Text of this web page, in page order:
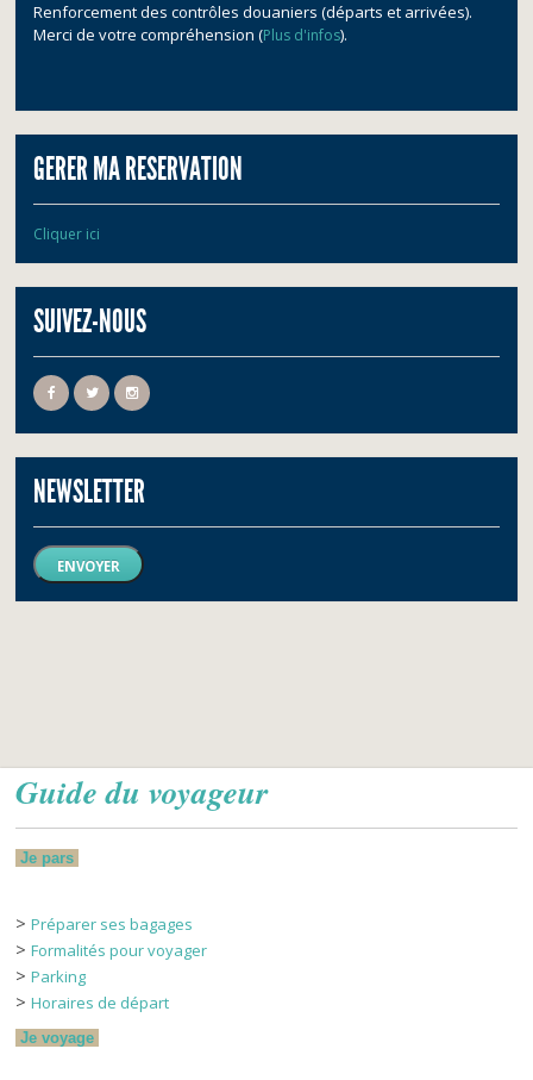
Renforcement des contrôles douaniers (départs et arrivées).
Merci de votre compréhension (Plus d'infos).
GERER MA RESERVATION
Cliquer ici
SUIVEZ-NOUS
NEWSLETTER
ENVOYER
Guide du voyageur
Je pars
>Préparer ses bagages
>Formalités pour voyager
>Parking
>Horaires de départ
Je voyage